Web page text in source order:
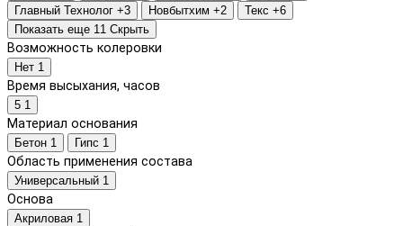
Главный Технолог +3 Новбытхим +2 Текс +6
Показать еще 11 Скрыть
Возможность колеровки
Нет 1
Время высыхания, часов
5 1
Материал основания
Бетон 1 Гипс 1
Область применения состава
Универсальный 1
Основа
Акриловая 1